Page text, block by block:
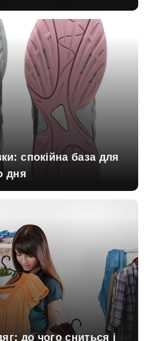
спокійна база для
дня
до чого сниться і